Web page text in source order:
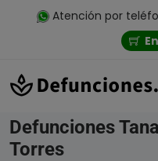
Atención por
Defunciones
Torres